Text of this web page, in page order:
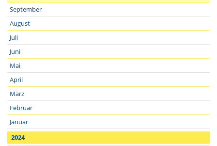
September
August
Juli
Juni
Mai
April
März
Februar
Januar
2024